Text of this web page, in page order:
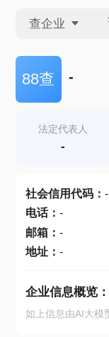
查企业
查企业
查产地
88查 -
法定代表人
-
社会信用代码： -
电话： -
邮箱： -
地址： -
企业信息概览：
如上信息由AI大模